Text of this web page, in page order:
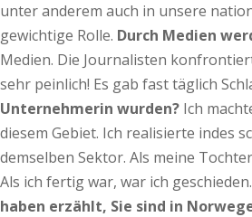
unter anderem auch in unsere
gewichtige Rolle. Durch Medien
Medien. Die Journalisten
sehr peinlich! Es gab fast täglich
Unternehmerin wurden? Ich
diesem Gebiet. Ich realisierte indes
demselben Sektor. Als meine
Als ich fertig war, war ich
haben erzählt, Sie sind in